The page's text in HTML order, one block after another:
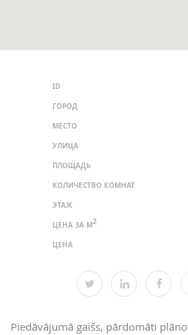
ID
ГОРОД
МЕСТО
УЛИЦА
ПЛОЩАДЬ
КОЛИЧЕСТВО КОМНАТ
ЭТАЖ
ЦЕНА ЗА M2
ЦЕНА
Piedāvājumā gaišs, pārdomāti